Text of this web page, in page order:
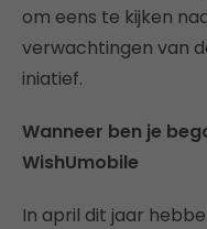
om eens te kijken
verwachtingen van
iniatief.
Wanneer ben je
WishUmobile
In april dit jaar